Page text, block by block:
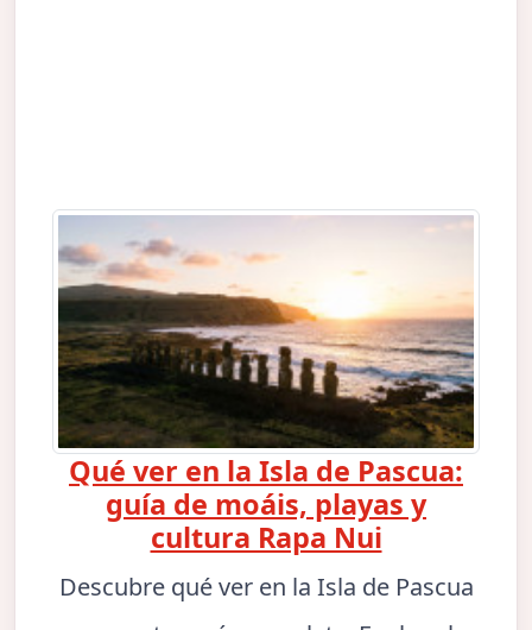
Qué ver en la Isla de Pascua:
guía de moáis, playas y
cultura Rapa Nui
Descubre qué ver en la Isla de Pascua